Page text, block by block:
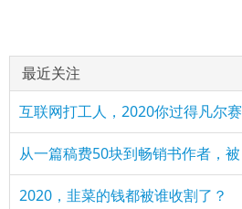
最近关注
互联网打工人，2020你过得凡尔赛
从一篇稿费50块到畅销书作者，被
2020，韭菜的钱都被谁收割了？